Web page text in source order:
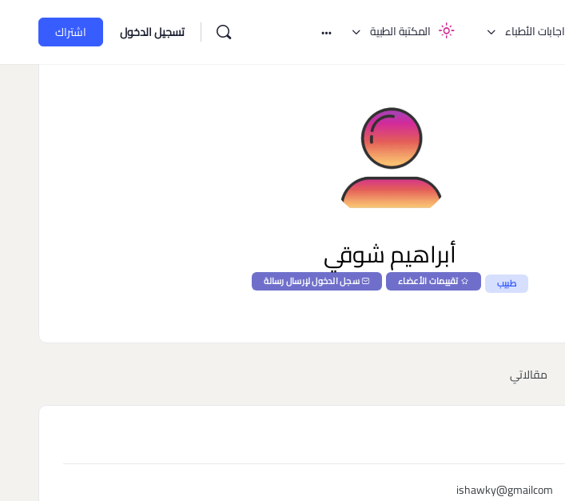
اجابات الأطباء المكتبة الطبية تسجيل الدخول اشتراك
أبراهيم شوقي
طبيب تقييمات الأعضاء سجل الدخول لإرسال رسالة
مقالاتي
ishawky@gmailcom